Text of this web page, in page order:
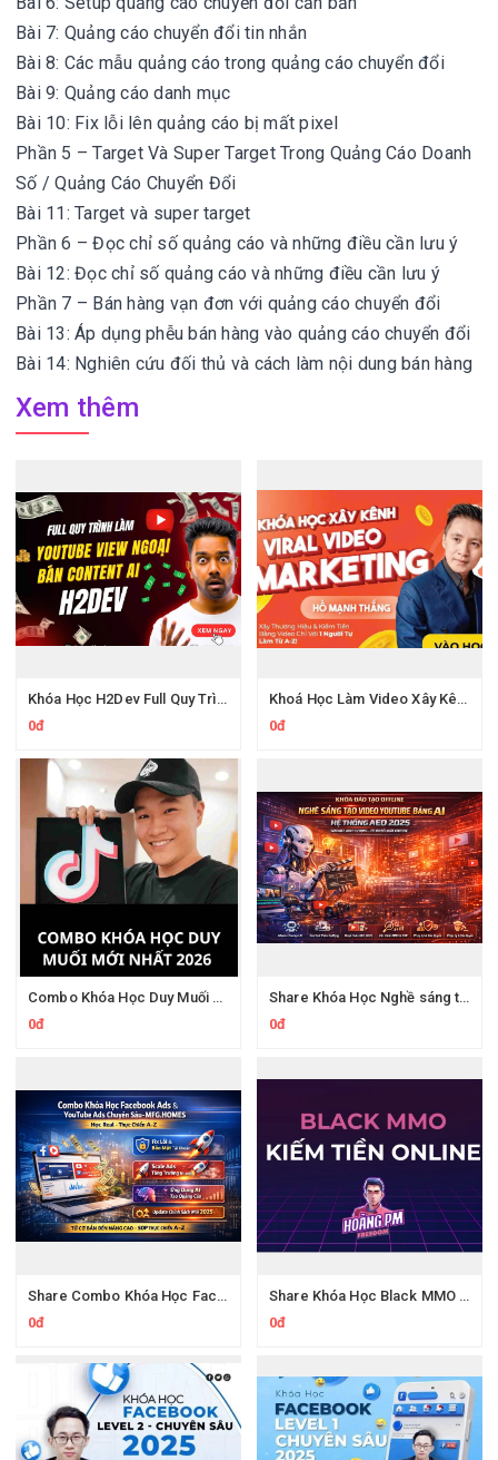
Bài 7: Quảng cáo chuyển đổi tin nhắn
Bài 8: Các mẫu quảng cáo trong quảng cáo chuyển đổi
Bài 9: Quảng cáo danh mục
Bài 10: Fix lỗi lên quảng cáo bị mất pixel
Phần 5 – Target Và Super Target Trong Quảng Cáo Doanh
Số / Quảng Cáo Chuyển Đổi
Bài 11: Target và super target
Phần 6 – Đọc chỉ số quảng cáo và những điều cần lưu ý
Bài 12: Đọc chỉ số quảng cáo và những điều cần lưu ý
Phần 7 – Bán hàng vạn đơn với quảng cáo chuyển đổi
Bài 13: Áp dụng phễu bán hàng vào quảng cáo chuyển đổi
Bài 14: Nghiên cứu đối thủ và cách làm nội dung bán hàng
Xem thêm
Khóa Học H2Dev Full Quy Trình Thực Chiến Và Key Làm Youtube View Ngoại
0đ
Khoá Học Làm Video Xây Kênh Hồ Mạnh Thắng
0đ
Combo Khóa Học Duy Muối 2026
0đ
Share Khóa Học Nghề sáng tạo video YouTube bằng AI Của Hải Nghiêm
0đ
Share Combo Khóa Học Facebook Ads & YouTube Ads Chuyên Sâu
0đ
Share Khóa Học Black MMO PRO Tự Động Hóa Quy Trình Cùng Hoàng PM
0đ